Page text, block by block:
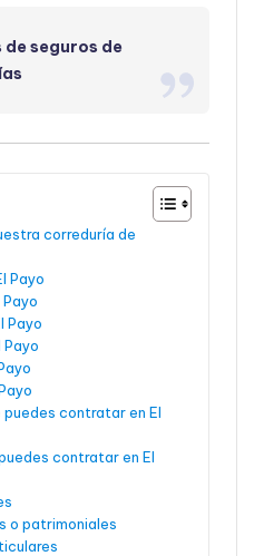
seguros de
correduría de
Payo
Payo
Payo
puedes contratar en El
contratar en El
o patrimoniales